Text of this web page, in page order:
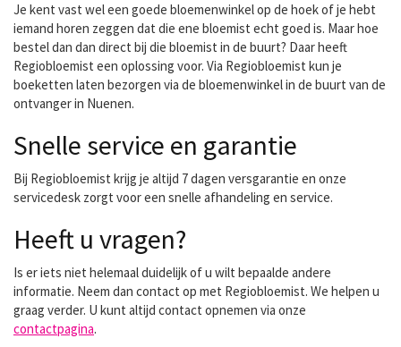
voor alles wat met
bloemen te maken heeft.
Wilt u een bruiloft of
feest...
Je kent vast wel een goede bloemenwinkel op de hoek of je hebt
iemand horen zeggen dat die ene bloemist echt goed is. Maar hoe
bestel dan dan direct bij die bloemist in de buurt? Daar heeft
Regiobloemist een oplossing voor. Via Regiobloemist kun je
boeketten laten bezorgen via de bloemenwinkel in de buurt van de
ontvanger in Nuenen.
Snelle service en garantie
Bij Regiobloemist krijg je altijd 7 dagen versgarantie en onze
servicedesk zorgt voor een snelle afhandeling en service.
Heeft u vragen?
Is er iets niet helemaal duidelijk of u wilt bepaalde andere
informatie. Neem dan contact op met Regiobloemist. We helpen u
graag verder. U kunt altijd contact opnemen via onze
contactpagina.